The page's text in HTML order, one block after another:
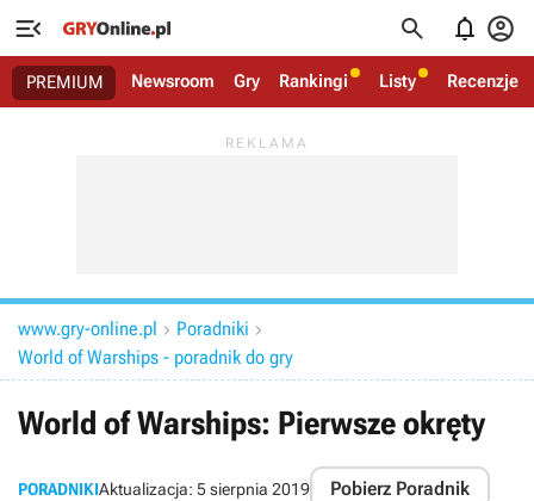
   
PREMIUM Newsroom Gry Rankingi Listy Recenzje
www.gry-online.pl  Poradniki 
World of Warships - poradnik do gry
World of Warships: Pierwsze okręty
PORADNIKIAktualizacja: 5 sierpnia 2019 Pobierz Poradnik